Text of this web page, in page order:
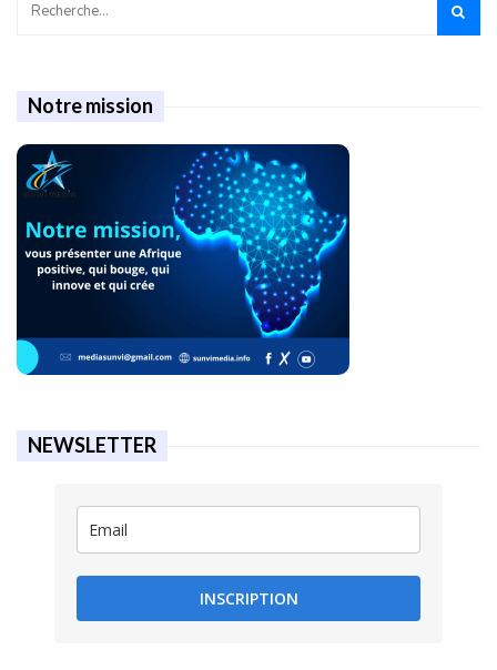
Notre mission
NEWSLETTER
INSCRIPTION